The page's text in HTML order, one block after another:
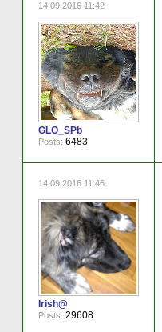
14.09.2016 11:42
GLO_SPb
Posts: 6483
14.09.2016 11:46
Irish@
Posts: 29608